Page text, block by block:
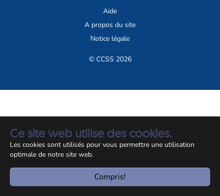
Ce site web utilise des cookies.
Les cookies sont utilisés pour vous permettre une utilisation
optimale de notre site web.
Compris!
Aide
A propos du site
Notice légale
© CCSS 2026